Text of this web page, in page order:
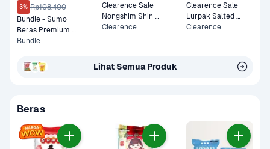
3% Rp108.400
Bundle - Sumo
Beras Premium
Merah 5 kg & Tulip
Bundle
Clearence Sale
Nongshim Shin
Ramyun Stir Fry
Clearence
Clearence Sale
Lurpak Salted
Butter 100 gram
Clearence
Lihat Semua Produk
Beras